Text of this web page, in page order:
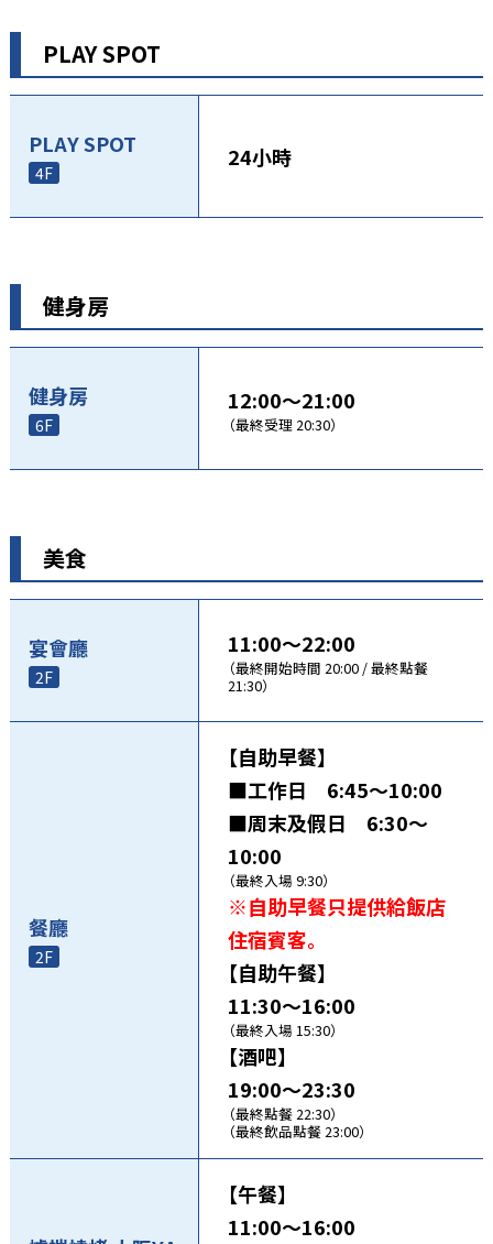
PLAY SPOT
4F
PLAY SPOT 24小時
健身房
6F
健身房 12:00～21:00
（最終受理 20:30）
美食
2F
宴會廳 11:00～22:00
（最終開始時間 20:00 / 最終點餐
21:30）
2F
餐廳
【自助早餐】
■工作日 6:45～10:00
■周末及假日 6:30～
10:00
（最終入場 9:30）
※自助早餐只提供給飯店
住宿賓客。
【自助午餐】
11:30～16:00
（最終入場 15:30）
【酒吧】
19:00～23:30
（最終點餐 22:30）
（最終飲品點餐 23:00）
【午餐】
11:00～16:00